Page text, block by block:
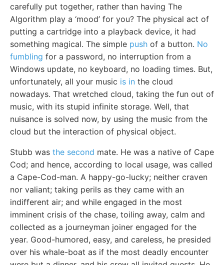
carefully put together, rather than having The
Algorithm play a ‘mood’ for you? The physical act of
putting a cartridge into a playback device, it had
something magical. The simple push of a button. No
fumbling for a password, no interruption from a
Windows update, no keyboard, no loading times. But,
unfortunately, all your music is in the cloud
nowadays. That wretched cloud, taking the fun out of
music, with its stupid infinite storage. Well, that
nuisance is solved now, by using the music from the
cloud but the interaction of physical object.
Stubb was the second mate. He was a native of Cape
Cod; and hence, according to local usage, was called
a Cape-Cod-man. A happy-go-lucky; neither craven
nor valiant; taking perils as they came with an
indifferent air; and while engaged in the most
imminent crisis of the chase, toiling away, calm and
collected as a journeyman joiner engaged for the
year. Good-humored, easy, and careless, he presided
over his whale-boat as if the most deadly encounter